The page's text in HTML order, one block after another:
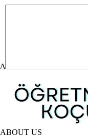
Δ
ABOUT US